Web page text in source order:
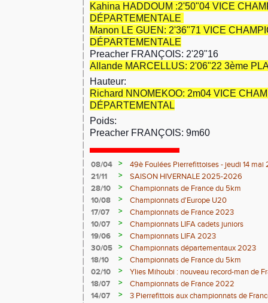
Kahina HADDOUM :2'50"04 VICE
DÉPARTEMENTALE
Manon LE GUEN: 2'36"71 VICE
DÉPARTEMENTALE
Preacher FRANÇOIS: 2'29"16
Allande MARCELLUS: 2'06"22 3ème
Hauteur:
Richard NNOMEKOO: 2m04 VICE
DÉPARTEMENTAL
Poids:
Preacher FRANÇOIS: 9m60
08/04 >
49è Foulées Pierrefittoises - jeudi 14
21/11
>
SAISON HIVERNALE 2025-2026
28/10
>
Championnats de France du 5km
10/08
>
Championnats d'Europe U20
17/07
>
Championnats de France 2023
10/07
>
Championnats LIFA cadets juniors
19/06
>
Championnats LIFA 2023
30/05
>
Championnats départementaux 2023
18/10
>
Championnats de France du 5km
02/10
>
Ylies Mihoubi : nouveau record-man de
18/07
>
Championnats de France 2022
14/07
>
3 Pierrefittois aux championnats de